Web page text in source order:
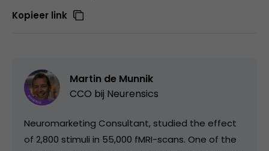
Kopieer link
Martin de Munnik
CCO bij Neurensics
Neuromarketing Consultant, studied the effect
of 2,800 stimuli in 55,000 fMRI-scans. One of the